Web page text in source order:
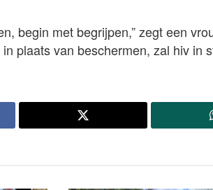
begin met begrijpen,” zegt een
plaats van beschermen, zal hiv in